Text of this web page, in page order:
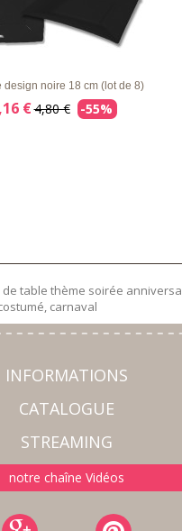
APERÇU RAPIDE DÉTAILS
design noire 18 cm (lot de 8)
€4,80 € -55%
table thème soirée
carnaval
INFORMATIONS
CATALOGUE
STREAMING
notre chaîne Vidéos